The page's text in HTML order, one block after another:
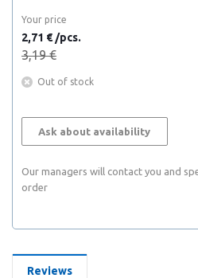
Your price
2,71 € /pcs.
3,19 €
Out of stock
Ask about availability
Our managers will contact you and
order
Reviews